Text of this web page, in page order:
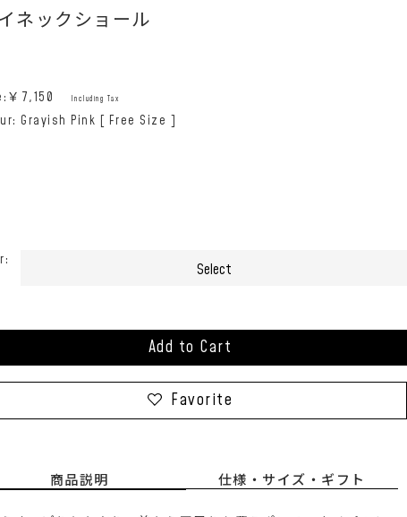
ネックショール
￥ 7,150 Including Tax
Grayish Pink [ Free Size ]
Add to Cart
Favorite
商品説明 仕様・サイズ・ギフト